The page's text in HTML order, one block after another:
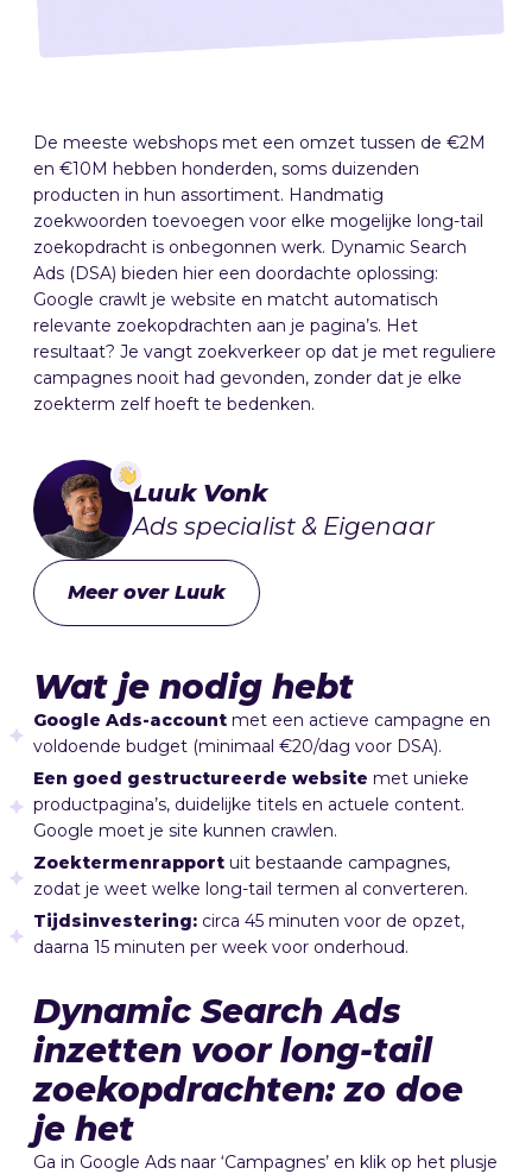
De meeste webshops met een omzet tussen de €2M
en €10M hebben honderden, soms duizenden
producten in hun assortiment. Handmatig
zoekwoorden toevoegen voor elke mogelijke long-tail
zoekopdracht is onbegonnen werk. Dynamic Search
Ads (DSA) bieden hier een doordachte oplossing:
Google crawlt je website en matcht automatisch
relevante zoekopdrachten aan je pagina’s. Het
resultaat? Je vangt zoekverkeer op dat je met reguliere
campagnes nooit had gevonden, zonder dat je elke
zoekterm zelf hoeft te bedenken.
Luuk Vonk
Ads specialist & Eigenaar
Meer over Luuk
Wat je nodig hebt
Google Ads-account met een actieve campagne en
voldoende budget (minimaal €20/dag voor DSA).
Een goed gestructureerde website met unieke
productpagina’s, duidelijke titels en actuele content.
Google moet je site kunnen crawlen.
Zoektermenrapport uit bestaande campagnes,
zodat je weet welke long-tail termen al converteren.
Tijdsinvestering: circa 45 minuten voor de opzet,
daarna 15 minuten per week voor onderhoud.
Dynamic Search Ads
inzetten voor long-tail
zoekopdrachten: zo doe
je het
Ga in Google Ads naar ‘Campagnes’ en klik op het plusje